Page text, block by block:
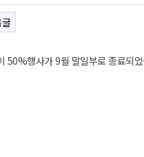
50%행사가 9월 말일부로 종료되